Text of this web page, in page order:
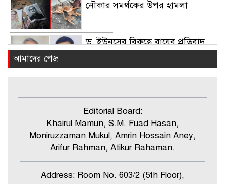
নৌকার সমর্থকের উপর হামলা
ড. ইউনূসের বিরুদ্ধে রায়ের প্রতিবাদ
আবু সায়েমের
চেষ্টার অভিযোগ
সাভারে চামড়া শিল্পনগরে বিজয় দিবস
পালন, ‘মুক্তিযুদ্ধের চেতনায় দেশ গড়ার
প্রত্যয়’
জাবিতে ছাত্রদলের প্রতিবাদ মিছিল
আমাদের পেজ
Editorial Board:
Khairul Mamun, S.M. Fuad Hasan,
Moniruzzaman Mukul, Amrin Hossain Aney,
Arifur Rahman, Atikur Rahaman.
Address: Room No. 603/2 (5th Floor),